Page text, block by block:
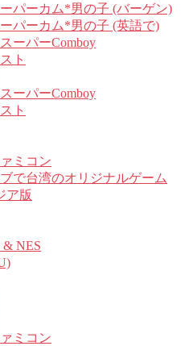
パーカム*男の子 (バーゲン)
パーカム*男の子 (英語で)
ーパーComboy
ト
ーパーComboy
ト
ミコン
で台湾のオリジナルゲーム
ア版
NES
ミコン